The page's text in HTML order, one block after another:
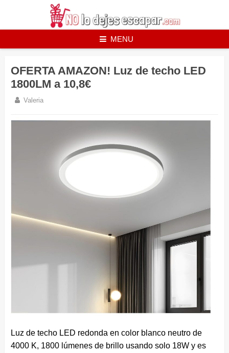
MENU
OFERTA AMAZON! Luz de techo LED
1800LM a 10,8€
Valeria
Luz de techo LED redonda en color blanco neutro de
4000 K, 1800 lúmenes de brillo usando solo 18W y es